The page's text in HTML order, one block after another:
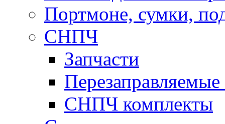
Портмоне, сумки,
СНПЧ
Запчасти
Перезаправляемые
СНПЧ комплекты